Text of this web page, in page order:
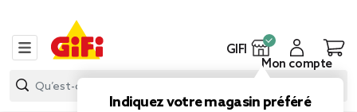
GIFI
Indiquez votre magasin préféré
Mon compte